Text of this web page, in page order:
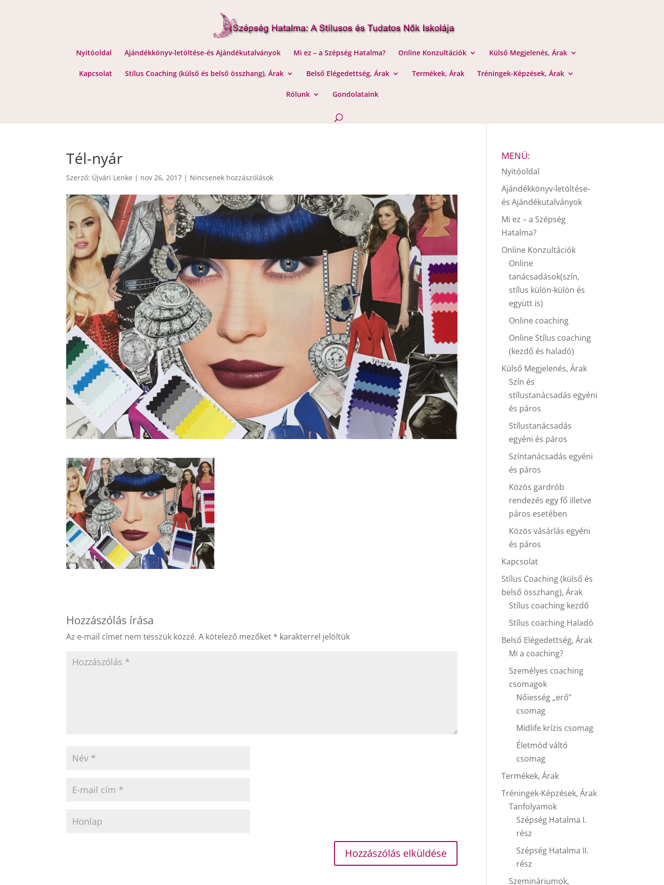
Nyitóoldal Ajándékkönyv-letöltése-és Ajándékutalványok Mi ez – a Szépség Hatalma? Online Konzultációk Külső Megjelenés, Árak
Kapcsolat Stílus Coaching (külső és belső összhang), Árak Belső Elégedettség, Árak Termékek, Árak Tréningek-Képzések, Árak
Rólunk Gondolataink
Tél-nyár
Szerző: Újvári Lenke | nov 26, 2017 | Nincsenek hozzászólások
Hozzászólás írása
Az e-mail címet nem tesszük közzé. A kötelező mezőket * karakterrel jelöltük
MENÜ:
Nyitóoldal
Ajándékkönyv-letöltése-
és Ajándékutalványok
Mi ez – a Szépség
Hatalma?
Online Konzultációk
Online
tanácsadások(szín,
stílus külön-külön és
együtt is)
Online coaching
Online Stílus coaching
(kezdő és haladó)
Külső Megjelenés, Árak
Szín és
stílustanácsadás egyéni
és páros
Stílustanácsadás
egyéni és páros
Színtanácsadás egyéni
és páros
Közös gardrób
rendezés egy fő illetve
páros esetében
Közös vásárlás egyéni
és páros
Kapcsolat
Stílus Coaching (külső és
belső összhang), Árak
Stílus coaching kezdő
Stílus coaching Haladó
Belső Elégedettség, Árak
Mi a coaching?
Személyes coaching
csomagok
Nőiesség „erő”
csomag
Midlife krízis csomag
Életmód váltó
csomag
Termékek, Árak
Tréningek-Képzések, Árak
Tanfolyamok
Szépség Hatalma I.
rész
Szépség Hatalma II.
rész
Szemináriumok,